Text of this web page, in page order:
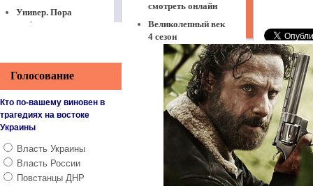
Универ. Пора
выбирать
Между нами,
девочками
Физрук 3 сезон
Корабль 2 сезон
Это любовь
ЧОП
Реальные пацаны
8 сезон
Голосование
Кто по-вашему виновен в
трагедиях на востоке
Украины
Власть Украины
Власть России
Повстанцы ДНР